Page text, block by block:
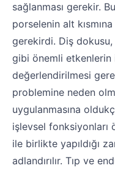
sağlanması gerekir.
porselenin alt
gerekirdi. Diş dokusu,
gibi önemli etkenlerin
değerlendirilmesi
problemine neden
uygulanmasına
işlevsel fonksiyonları
ile birlikte yapıldığı
adlandırılır. Tıp ve